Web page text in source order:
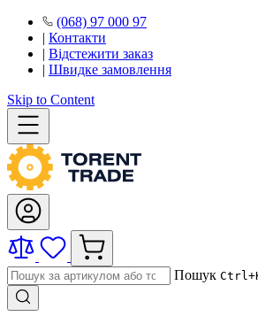
(068) 97 000 97
| Контакти
| Відстежити заказ
| Швидке замовлення
Skip to Content
Пошук